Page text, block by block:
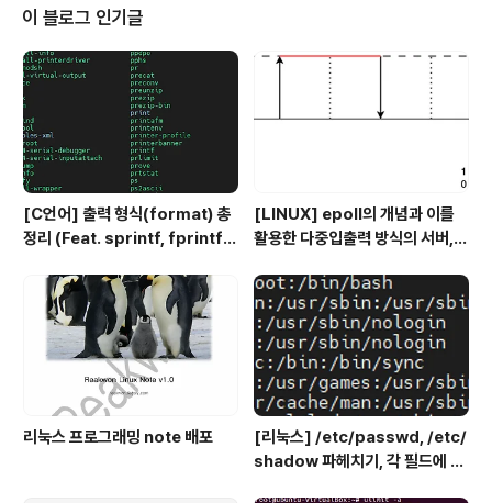
s가 출력하는 형식처럼 일정한 간격으로 보기 좋게 문자열
을 출력하는 방법도 소개합니다. 출력 문자(Format Char
acter) 출력 형식 설명 예 출력 예 %d 우리가 흔히 알고
있는 부호 있는 정수형을 출력해줍니다. printf("%d",-15
0); -150 %c 문자열 하나를 출력해줍니다. printf("%c"..
이 블로그 인기글
[C언어] 출력 형식(format) 총
정리 (Feat. sprintf, fprintf)
제 까지
[LINUX] epoll의 개념과 이를
활용한 다중입출력 방식의 서버,
리눅스 프로그래밍 note 배포
[리눅스] /etc/passwd, /etc/
shadow 파헤치기, 각 필드에 대